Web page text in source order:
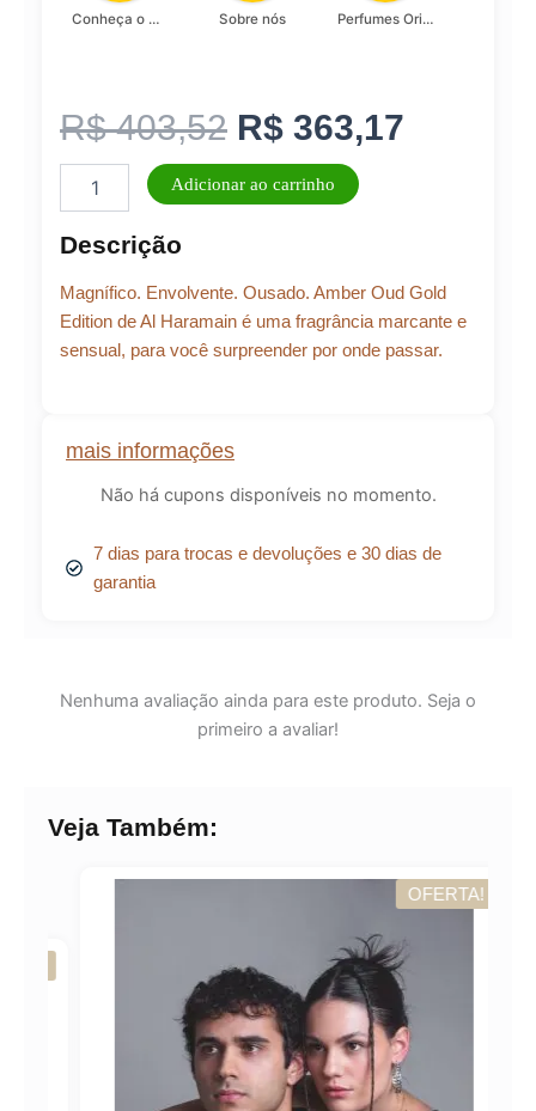
mais informações
Não há cupons disponíveis no momento.
7 dias para trocas e devoluções e 30 dias de
garantia
Conheça o Asad, da Lattafa… Sobre nós Perfumes Originais
R$403,52 O
preço
era:
R$ 403,52.
R$ 363,17
é:
R$
Edition
Haramain
Eau
Adicionar ao carrinho
Descrição
Magnífico. Envolvente. Ousado. Amber Oud Gold
Edition de Al Haramain é uma fragrância marcante e
sensual, para você surpreender por onde passar.
Nenhuma avaliação ainda para este produto. Seja o
primeiro a avaliar!
Veja Também:
OFERTA!